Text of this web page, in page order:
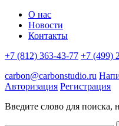
О нас
Новости
Контакты
+7 (812) 363-43-77 +7 (499)
carbon@carbonstudio.ru
Авторизация Регистрация
Введите слово для поиска,